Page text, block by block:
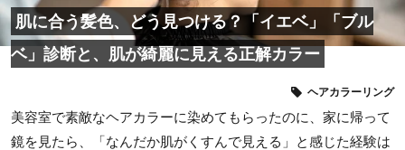
肌に合う髪色、どう見つける？「イエベ」「ブル
ベ」診断と、肌が綺麗に見える正解カラー
ヘアカラーリング
美容室で素敵なヘアカラーに染めてもらったのに、家に帰って
鏡を見たら、「なんだか肌がくすんで見える」と感じた経験は